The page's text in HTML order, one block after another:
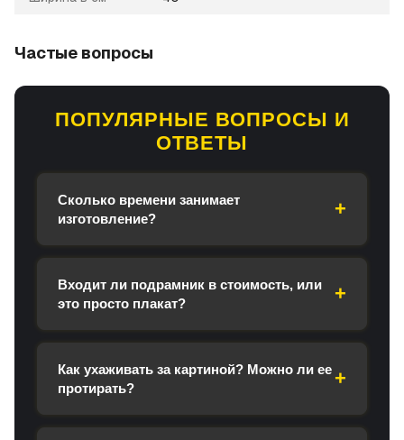
Частые вопросы
ПОПУЛЯРНЫЕ ВОПРОСЫ И
ОТВЕТЫ
Сколько времени занимает
изготовление?
Входит ли подрамник в стоимость, или
это просто плакат?
Как ухаживать за картиной? Можно ли ее
протирать?